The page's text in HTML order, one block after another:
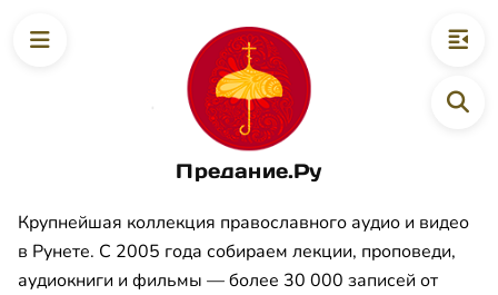
Предание.Ру
Крупнейшая коллекция православного аудио и видео
в Рунете. С 2005 года собираем лекции, проповеди,
аудиокниги и фильмы — более 30 000 записей от